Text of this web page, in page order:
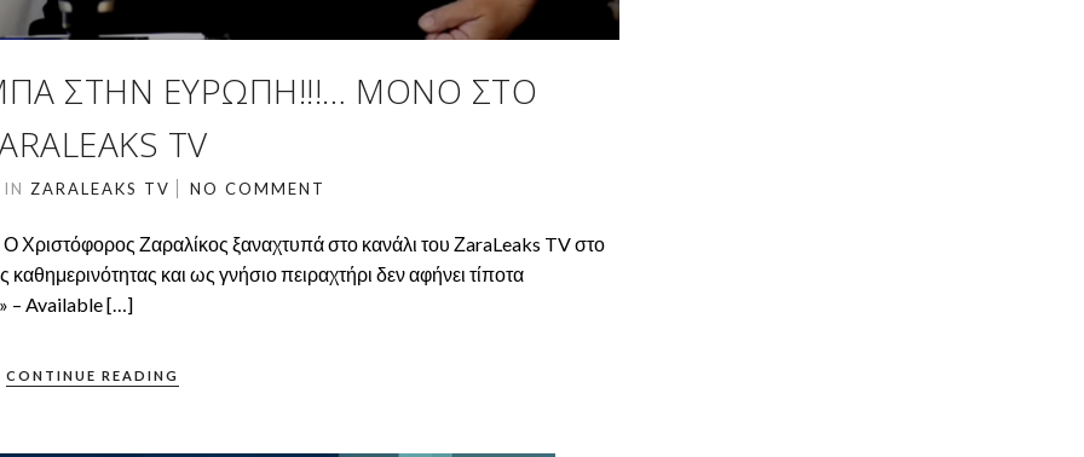
ΣΤΗΝ ΕΥΡΏΠΗ!!!… ΜΌΝΟ ΣΤΟ
TV
IN ZARALEAKS TV NO COMMENT
Ζαραλίκος ξαναχτυπά στο κανάλι του ΖaraLeaks TV στο
και ως γνήσιο πειραχτήρι δεν αφήνει τίποτα
– Available […]
CONTINUE READING